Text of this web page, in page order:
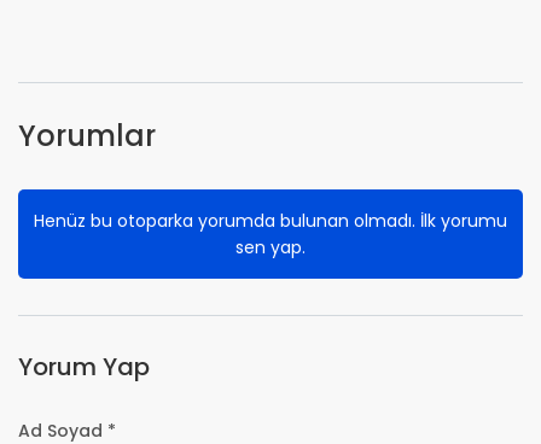
Yorumlar
Henüz bu otoparka yorumda bulunan olmadı. İlk yorumu
sen yap.
Yorum Yap
Ad Soyad *